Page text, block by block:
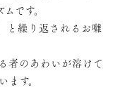
です。
繰り返されるお囃
者のあわいが溶けて
す。